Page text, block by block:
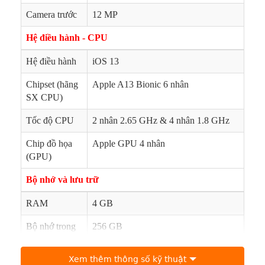
iPhone 11 được nâng cấp về khả năng chụp ảnh
Đầu tiên là về số lượng camera. Nếu như iPhone Xr chỉ
được trang bị chỉ một ống kính sau thì nay iPhone 11 sẽ có
giải 12MP quen thuộc, Apple còn trang bị thêm một cảm
Camera trước 12 MP
Hệ điều hành - CPU
Hệ điều hành iOS 13
Chipset (hãng
SX CPU)
Apple A13 Bionic 6 nhân
Tốc độ CPU 2 nhân 2.65 GHz & 4 nhân 1.8 GHz
Chip đồ họa
(GPU)
Apple GPU 4 nhân
Bộ nhớ và lưu trữ
RAM 4 GB
Bộ nhớ trong 256 GB
Bộ nhớ khả
Khoảng 251 GB
Xem thêm thông số kỹ thuật